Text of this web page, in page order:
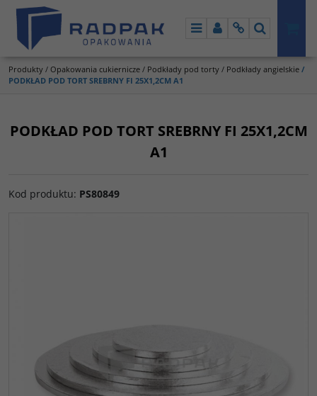
MenuPanelInfoSzukaj
Produkty / Opakowania cukiernicze / Podkłady pod torty / Podkłady angielskie /
PODKŁAD POD TORT SREBRNY FI 25X1,2CM A1
PODKŁAD POD TORT SREBRNY FI 25X1,2CM
A1
Kod produktu: PS80849